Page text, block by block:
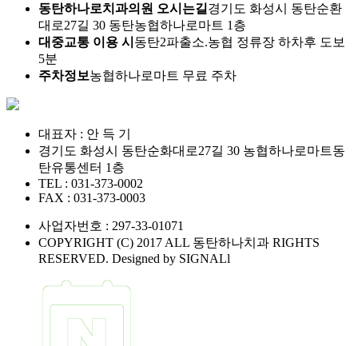
동탄하나로치과의원 오시는길 경기도 화성시 동탄순환
대로27길 30 동탄농협하나로마트 1층
대중교통 이용 시 동탄2파출소.농협 정류장 하차후 도보
5분
주차정보농협하나로마트 무료 주차
대표자 : 안 득 기
경기도 화성시 동탄순화대로27길 30 농협하나로마트동
탄유통센터 1층
TEL : 031-373-0002
FAX : 031-373-0003
사업자번호 : 297-33-01071
COPYRIGHT (C) 2017 ALL 동탄하나치과 RIGHTS
RESERVED. Designed by SIGNALl